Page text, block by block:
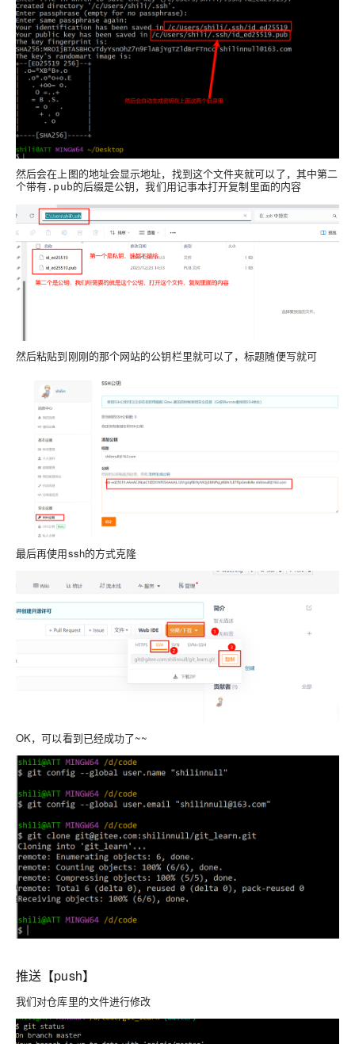
然后会在上图的地址会显示地址，找到这个文件夹就可以了，其中第二
个带有 .pub的后缀是公钥，我们用记事本打开复制里面的内容
然后粘贴到刚刚的那个网站的公钥栏里就可以了，标题随便写就可
最后再使用ssh的方式克隆
OK，可以看到已经成功了~~
推送【push】
我们对仓库里的文件进行修改